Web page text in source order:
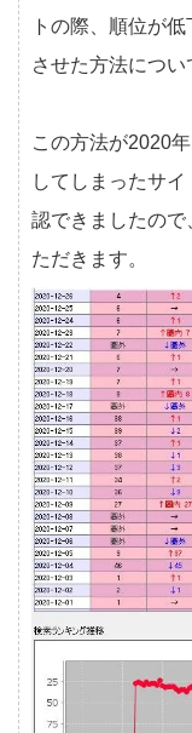
トの際、順位が
させた方法につい
この方法が2020
してしまったサ
認できましたの
ただきます。